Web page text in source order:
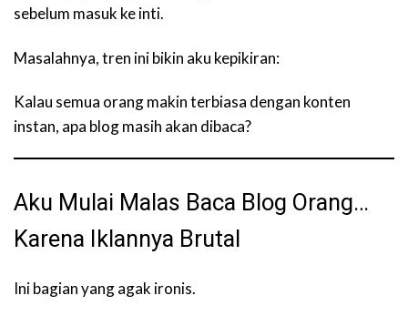
sebelum masuk ke inti.
Masalahnya, tren ini bikin aku kepikiran:
Kalau semua orang makin terbiasa dengan konten
instan, apa blog masih akan dibaca?
Aku Mulai Malas Baca Blog Orang…
Karena Iklannya Brutal
Ini bagian yang agak ironis.